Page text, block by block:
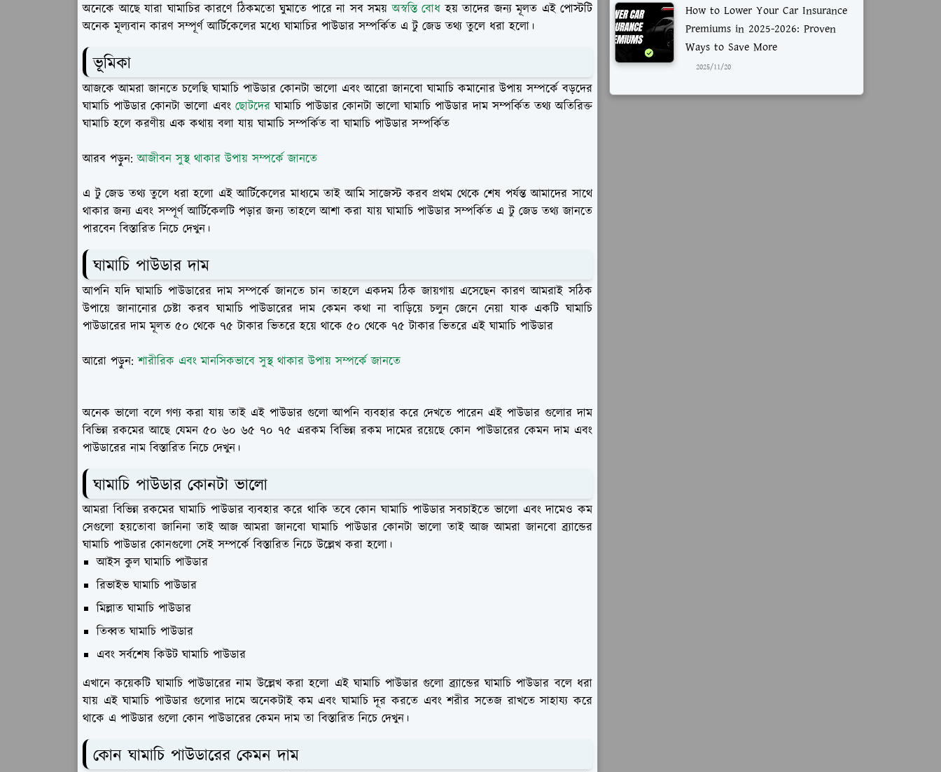
অনেকে আছে যারা ঘামাচির কারণে ঠিকমতো ঘুমাতে পারে না সব সময় অস্বস্তি বোধ হয় তাদের জন্য মূলত এই পোস্টটি
অনেক মূল্যবান কারণ সম্পূর্ণ আর্টিকেলের মধ্যে ঘামাচির পাউডার সম্পর্কিত এ টু জেড তথ্য তুলে ধরা হলো।
ভূমিকা
আজকে আমরা জানতে চলেছি ঘামাচি পাউডার কোনটা ভালো এবং আরো জানবো ঘামাচি কমানোর উপায় সম্পর্কে বড়দের
ঘামাচি পাউডার কোনটা ভালো এবংছোটদেরঘামাচি পাউডার কোনটা ভালো ঘামাচি পাউডার দাম সম্পর্কিত তথ্য অতিরিক্ত
ঘামাচি হলে করণীয় এক কথায় বলা যায় ঘামাচি সম্পর্কিত বা ঘামাচি পাউডার সম্পর্কিত
আরব পড়ুন:আজীবন সুস্থ থাকার উপায় সম্পর্কে জানতে
এ টু জেড তথ্য তুলে ধরা হলো এই আর্টিকেলের মাধ্যমে তাই আমি সাজেস্ট করব প্রথম থেকে শেষ পর্যন্ত আমাদের সাথে
থাকার জন্য এবং সম্পূর্ণ আর্টিকেলটি পড়ার জন্য তাহলে আশা করা যায় ঘামাচি পাউডার সম্পর্কিত এ টু জেড তথ্য জানতে
পারবেন বিস্তারিত নিচে দেখুন।
ঘামাচি পাউডার দাম
আপনি যদি ঘামাচি পাউডারের দাম সম্পর্কে জানতে চান তাহলে একদম ঠিক জায়গায় এসেছেন কারণ আমরাই সঠিক
উপায়ে জানানোর চেষ্টা করব ঘামাচি পাউডারের দাম কেমন কথা না বাড়িয়ে চলুন জেনে নেয়া যাক একটি ঘামাচি
পাউডারের দাম মূলত ৫০ থেকে ৭৫ টাকার ভিতরে হয়ে থাকে ৫০ থেকে ৭৫ টাকার ভিতরে এই ঘামাচি পাউডার
আরো পড়ুন:শারীরিক এবং মানসিকভাবে সুস্থ থাকার উপায় সম্পর্কে জানতে
অনেক ভালো বলে গণ্য করা যায় তাই এই পাউডার গুলো আপনি ব্যবহার করে দেখতে পারেন এই পাউডার গুলোর দাম
বিভিন্ন রকমের আছে যেমন ৫০ ৬০ ৬৫ ৭০ ৭৫ এরকম বিভিন্ন রকম দামের রয়েছে কোন পাউডারের কেমন দাম এবং
পাউডারের নাম বিস্তারিত নিচে দেখুন।
ঘামাচি পাউডার কোনটা ভালো
আমরা বিভিন্ন রকমের ঘামাচি পাউডার ব্যবহার করে থাকি তবে কোন ঘামাচি পাউডার সবচাইতে ভালো এবং দামেও কম
সেগুলো হয়তোবা জানিনা তাই আজ আমরা জানবো ঘামাচি পাউডার কোনটা ভালো তাই আজ আমরা জানবো ব্র্যান্ডের
ঘামাচি পাউডার কোনগুলো সেই সম্পর্কে বিস্তারিত নিচে উল্লেখ করা হলো।
আইস কুল ঘামাচি পাউডার
রিভাইভ ঘামাচি পাউডার
মিল্লাত ঘামাচি পাউডার
তিব্বত ঘামাচি পাউডার
এবং সর্বশেষ কিউট ঘামাচি পাউডার
এখানে কয়েকটি ঘামাচি পাউডারের নাম উল্লেখ করা হলো এই ঘামাচি পাউডার গুলো ব্র্যান্ডের ঘামাচি পাউডার বলে ধরা
যায় এই ঘামাচি পাউডার গুলোর দামে অনেকটাই কম এবং ঘামাচি দূর করতে এবং শরীর সতেজ রাখতে সাহায্য করে
থাকে এ পাউডার গুলো কোন পাউডারের কেমন দাম তা বিস্তারিত নিচে দেখুন।
কোন ঘামাচি পাউডারের কেমন দাম
How to Lower Your Car Insurance
Premiums in 2025-2026: Proven
Ways to Save More
2025/11/20